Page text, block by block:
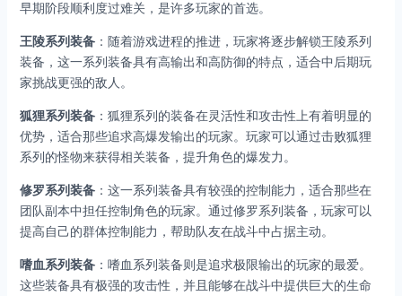
早期阶段顺利度过难关，是许多玩家的首选。
王陵系列装备：随着游戏进程的推进，玩家将逐步解锁王陵系列
装备，这一系列装备具有高输出和高防御的特点，适合中后期玩
家挑战更强的敌人。
狐狸系列装备：狐狸系列的装备在灵活性和攻击性上有着明显的
优势，适合那些追求高爆发输出的玩家。玩家可以通过击败狐狸
系列的怪物来获得相关装备，提升角色的爆发力。
修罗系列装备：这一系列装备具有较强的控制能力，适合那些在
团队副本中担任控制角色的玩家。通过修罗系列装备，玩家可以
提高自己的群体控制能力，帮助队友在战斗中占据主动。
嗜血系列装备：嗜血系列装备则是追求极限输出的玩家的最爱。
这些装备具有极强的攻击性，并且能够在战斗中提供巨大的生命